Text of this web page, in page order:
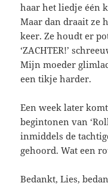
haar het liedje één
Maar dan draait ze
keer. Ze houdt er
‘ZACHTER!’
Mijn moeder
een tikje harder.
Een week later
begintonen van
inmiddels de
gehoord. Wat een
Bedankt, Lies,